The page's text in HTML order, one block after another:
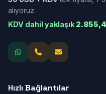
alıyoruz.
KDV dahil yaklaşık
Hızlı Bağlantılar